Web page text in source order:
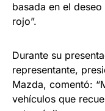
basada en el
rojo”.
Durante su
representante,
Mazda, comentó:
vehículos que